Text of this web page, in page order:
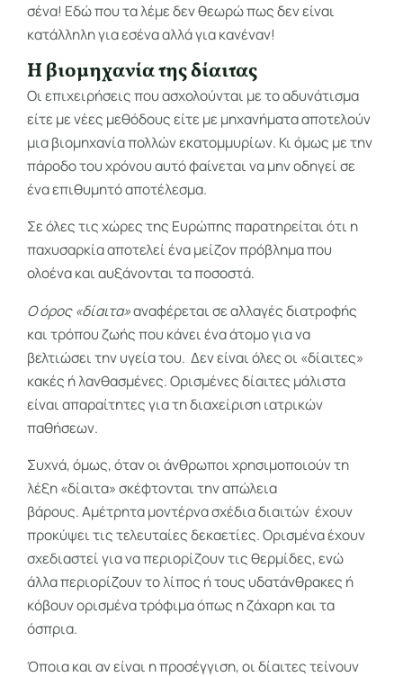
σένα! Εδώ που τα λέμε δεν θεωρώ πως δεν είναι
κατάλληλη για εσένα αλλά για κανέναν!
Η βιομηχανία της δίαιτας
Οι επιχειρήσεις που ασχολούνται με το αδυνάτισμα
είτε με νέες μεθόδους είτε με μηχανήματα αποτελούν
μια βιομηχανία πολλών εκατομμυρίων. Κι όμως με την
πάροδο του χρόνου αυτό φαίνεται να μην οδηγεί σε
ένα επιθυμητό αποτέλεσμα.
Σε όλες τις χώρες της Ευρώπης παρατηρείται ότι η
παχυσαρκία αποτελεί ένα μείζον πρόβλημα που
ολοένα και αυξάνονται τα ποσοστά.
Ο όρος «δίαιτα»αναφέρεται σε αλλαγές διατροφής
και τρόπου ζωής που κάνει ένα άτομο για να
βελτιώσει την υγεία του. Δεν είναι όλες οι «δίαιτες»
κακές ή λανθασμένες. Ορισμένες δίαιτες μάλιστα
είναι απαραίτητες για τη διαχείριση ιατρικών
παθήσεων.
Συχνά, όμως, όταν οι άνθρωποι χρησιμοποιούν τη
λέξη «δίαιτα» σκέφτονται την απώλεια
βάρους. Αμέτρητα μοντέρνα σχέδια διαιτών έχουν
προκύψει τις τελευταίες δεκαετίες. Ορισμένα έχουν
σχεδιαστεί για να περιορίζουν τις θερμίδες, ενώ
άλλα περιορίζουν το λίπος ή τους υδατάνθρακες ή
κόβουν ορισμένα τρόφιμα όπως η ζάχαρη και τα
όσπρια.
Όποια και αν είναι η προσέγγιση, οι δίαιτες τείνουν